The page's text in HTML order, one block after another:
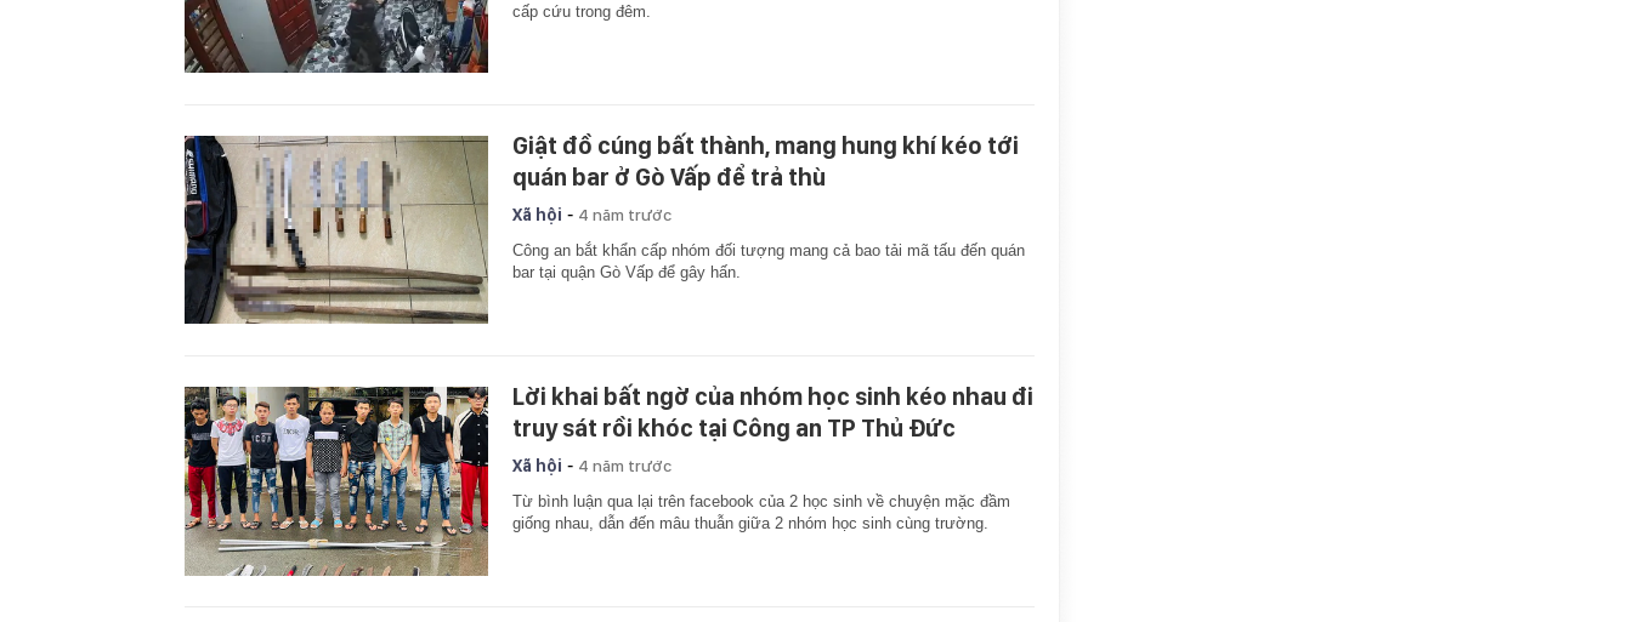
cấp cứu trong đêm.
Giật đồ cúng bất thành, mang hung khí kéo tới
quán bar ở Gò Vấp để trả thù
Xã hội - 4 năm trước
Công an bắt khẩn cấp nhóm đối tượng mang cả bao tải mã tấu đến quán
bar tại quận Gò Vấp để gây hấn.
Lời khai bất ngờ của nhóm học sinh kéo nhau đi
truy sát rồi khóc tại Công an TP Thủ Đức
Xã hội - 4 năm trước
Từ bình luận qua lại trên facebook của 2 học sinh về chuyện mặc đầm
giống nhau, dẫn đến mâu thuẫn giữa 2 nhóm học sinh cùng trường.